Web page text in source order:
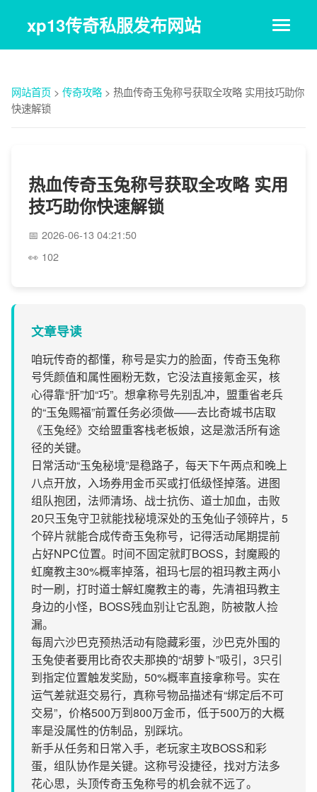
xp13传奇私服发布网站
网站首页 > 传奇攻略 > 热血传奇玉兔称号获取全攻略 实用技巧助你
快速解锁
热血传奇玉兔称号获取全攻略 实用
技巧助你快速解锁
2026-06-13 04:21:50
102
文章导读
咱玩传奇的都懂，称号是实力的脸面，传奇玉兔称
号凭颜值和属性圈粉无数，它没法直接氪金买，核
心得靠“肝”加“巧”。想拿称号先别乱冲，盟重省老兵
的“玉兔赐福”前置任务必须做——去比奇城书店取
《玉兔经》交给盟重客栈老板娘，这是激活所有途
径的关键。
日常活动“玉兔秘境”是稳路子，每天下午两点和晚上
八点开放，入场券用金币买或打低级怪掉落。进图
组队抱团，法师清场、战士抗伤、道士加血，击败
20只玉兔守卫就能找秘境深处的玉兔仙子领碎片，5
个碎片就能合成传奇玉兔称号，记得活动尾期提前
占好NPC位置。时间不固定就盯BOSS，封魔殿的
虹魔教主30%概率掉落，祖玛七层的祖玛教主两小
时一刷，打时道士解虹魔教主的毒，先清祖玛教主
身边的小怪，BOSS残血别让它乱跑，防被散人捡
漏。
每周六沙巴克预热活动有隐藏彩蛋，沙巴克外围的
玉兔使者要用比奇农夫那换的“胡萝卜”吸引，3只引
到指定位置触发奖励，50%概率直接拿称号。实在
运气差就逛交易行，真称号物品描述有“绑定后不可
交易”，价格500万到800万金币，低于500万的大概
率是没属性的仿制品，别踩坑。
新手从任务和日常入手，老玩家主攻BOSS和彩
蛋，组队协作是关键。这称号没捷径，找对方法多
花心思，头顶传奇玉兔称号的机会就不远了。